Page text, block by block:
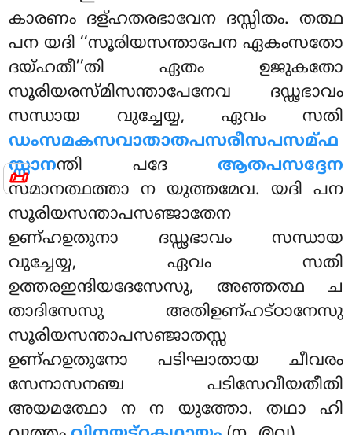
📜
കാരണം ദള്ഹതരഭാവേന ദസ്സിതം. തത്ഥ
പന യദി ‘‘സൂരിയസന്താപേന ഏകംസതോ
ദയ്ഹതീ’’തി ഏതം ഉജുകതോ
സൂരിയരസ്മിസന്താപേനേവ ദഡ്ഢഭാവം
സന്ധായ വുച്ചേയ്യ, ഏവം സതി
ഡംസമകസവാതാതപസരീസപസമ്ഫ
സ്സാനന്തി പദേ ആതപസദ്ദേന
സമാനത്ഥത്താ ന യുത്തമേവ. യദി പന
സൂരിയസന്താപസഞ്ജാതേന
ഉണ്ഹഉതുനാ ദഡ്ഢഭാവം സന്ധായ
വുച്ചേയ്യ, ഏവം സതി
ഉത്തരഇന്ദിയദേസേസു, അഞ്ഞത്ഥ ച
താദിസേസു അതിഉണ്ഹട്ഠാനേസു
സൂരിയസന്താപസഞ്ജാതസ്സ
ഉണ്ഹഉതുനോ പടിഘാതായ ചീവരം
സേനാസനഞ്ച പടിസേവീയതീതി
അയമത്ഥോ ന ന യുത്തോ. തഥാ ഹി